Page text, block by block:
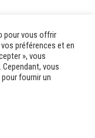
pour vous offrir
préférences et en
», vous
vous
fournir un